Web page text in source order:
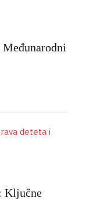
Ključne